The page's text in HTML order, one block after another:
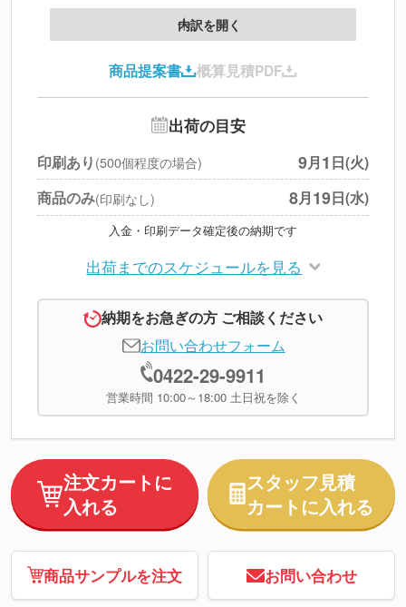
製版代
印刷代
北海道・沖縄・離島 別途
円
※上記小計は税別です
内訳を開く
商品提案書 概算見積PDF
出荷の目安
印刷あり (500個程度の場合) 9月1 日(火)
商品のみ(印刷なし) 8月19日(水)
入金・印刷データ確定後の納期です
出荷までのスケジュールを見る
納期をお急ぎの方 ご相談ください
お問い合わせフォーム
0422-29-9911
営業時間 10:00～18:00 土日祝を除く
注文カートに
入れる
スタッフ見積
カートに入れる
商品サンプルを注文 お問い合わせ